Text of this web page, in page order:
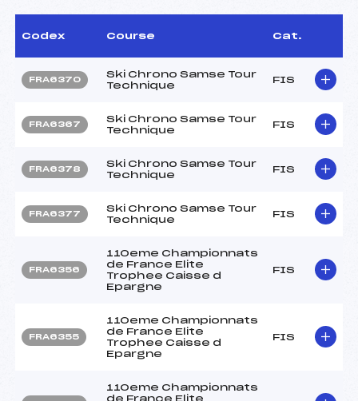
Codex Course Cat.
FRA6370
Ski Chrono Samse Tour
Technique
FIS
FRA6367
Ski Chrono Samse Tour
Technique
FIS
FRA6378
Ski Chrono Samse Tour
Technique
FIS
FRA6377
Ski Chrono Samse Tour
Technique
FIS
FRA6356
110eme Championnats
de France Elite
Trophee Caisse d
Epargne
FIS
FRA6355
110eme Championnats
de France Elite
Trophee Caisse d
Epargne
FIS
110eme Championnats
de France Elite